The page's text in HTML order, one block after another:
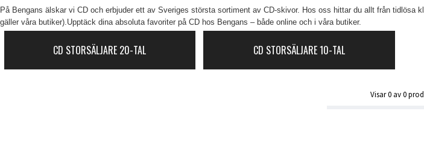
På Bengans älskar vi CD och erbjuder ett av Sveriges största sortiment av CD-skivor. Hos oss hittar du allt från
gäller våra butiker).Upptäck dina absoluta favoriter på CD hos Bengans – både online och i våra butiker.
CD STORSÄLJARE 20-TAL CD STORSÄLJARE 10-TAL
Visar0 av0